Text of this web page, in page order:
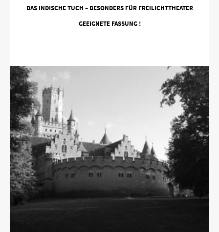
DAS INDISCHE TUCH – BESONDERS FÜR FREILICHTTHEATER
GEEIGNETE FASSUNG !